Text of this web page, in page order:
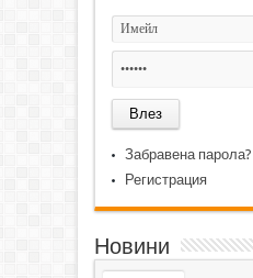
Забравена парола?
Регистрация
Новини